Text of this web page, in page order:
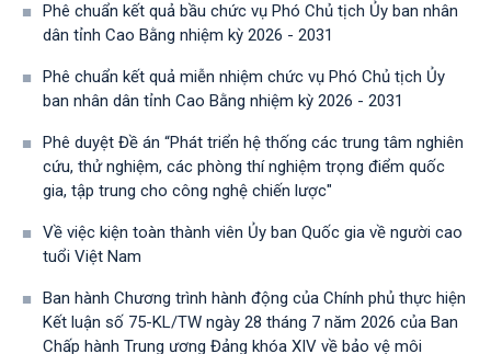
Phê chuẩn kết quả bầu chức vụ Phó Chủ tịch Ủy ban nhân
dân tỉnh Cao Bằng nhiệm kỳ 2026 - 2031
Phê chuẩn kết quả miễn nhiệm chức vụ Phó Chủ tịch Ủy
ban nhân dân tỉnh Cao Bằng nhiệm kỳ 2026 - 2031
Phê duyệt Đề án “Phát triển hệ thống các trung tâm nghiên
cứu, thử nghiệm, các phòng thí nghiệm trọng điểm quốc
gia, tập trung cho công nghệ chiến lược"
Về việc kiện toàn thành viên Ủy ban Quốc gia về người cao
tuổi Việt Nam
Ban hành Chương trình hành động của Chính phủ thực hiện
Kết luận số 75-KL/TW ngày 28 tháng 7 năm 2026 của Ban
Chấp hành Trung ương Đảng khóa XIV về bảo vệ môi